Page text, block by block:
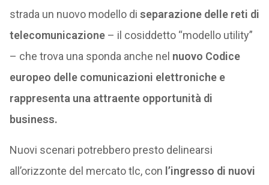
strada un nuovo modello di separazione delle reti di
telecomunicazione– il cosiddetto “modello utility”
– che trova una sponda anche nel nuovo Codice
europeo delle comunicazioni elettroniche e
rappresenta una attraente opportunità di
business.
Nuovi scenari potrebbero presto delinearsi
all’orizzonte del mercato tlc, con l’ingresso di nuovi